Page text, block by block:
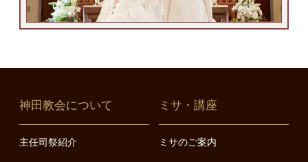
神田教会について
主任司祭紹介
ミサ・講座
ミサのご案内